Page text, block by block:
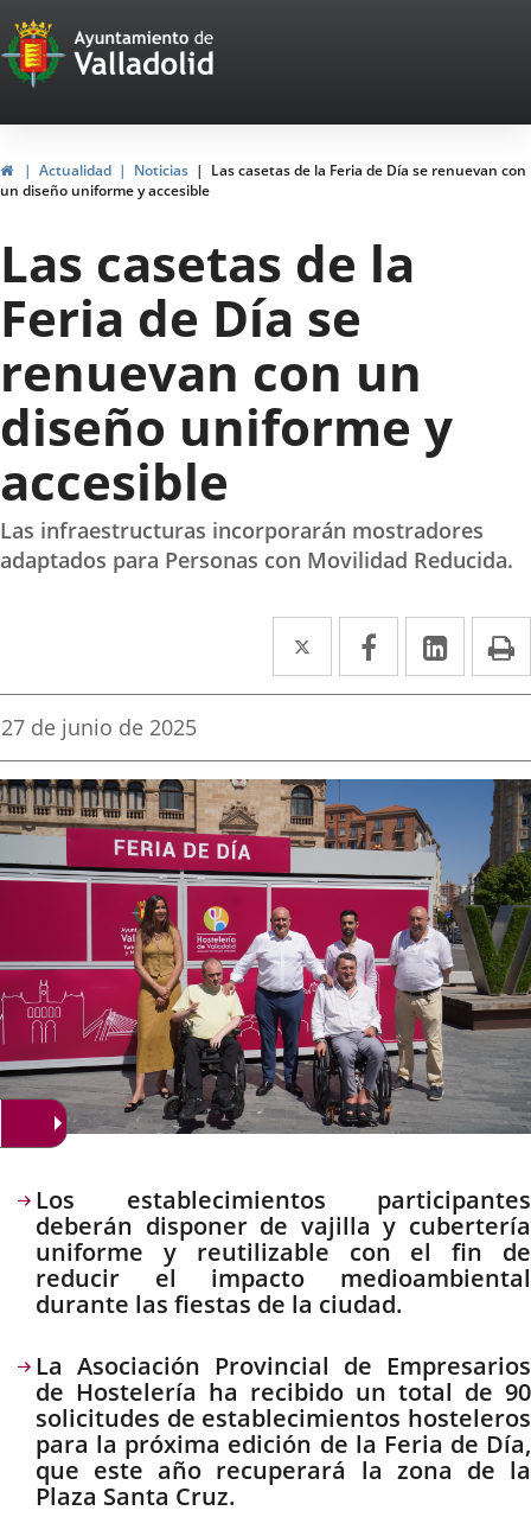
Portal
Web
del
Ayuntamiento
de
Valladolid
InicioActualidad Noticias
Las casetas de la Feria de Día se renuevan con
un diseño uniforme y accesible
Las casetas de la
Feria de Día se
renuevan con un
diseño uniforme y
accesible
Las infraestructuras incorporarán mostradores
adaptados para Personas con Movilidad Reducida.
Twitter
Enlace
a
aplicación
externa.
Facebook
Enlace
a
aplicación
externa.
Enlace
a
Fecha
la
noticia
27 de junio de 2025
Descripción
Los establecimientos participantes
deberán disponer de vajilla y cubertería
uniforme y reutilizable con el fin de
reducir el impacto medioambiental
durante las fiestas de la ciudad.
La Asociación Provincial de Empresarios
de Hostelería ha recibido un total de 90
solicitudes de establecimientos hosteleros
para la próxima edición de la Feria de Día,
que este año recuperará la zona de la
Plaza Santa Cruz.